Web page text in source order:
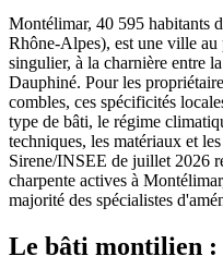
Montélimar, 40 595 habitants
Rhône-Alpes), est une ville
singulier, à la charnière entre
Dauphiné. Pour les
combles, ces spécificités
type de bâti, le régime
techniques, les matériaux et
Sirene/INSEE de juillet 2026
charpente actives à
majorité des spécialistes
Le bâti montilien :